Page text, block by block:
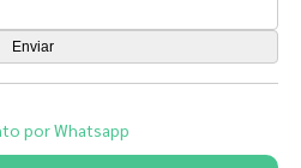
por Whatsapp